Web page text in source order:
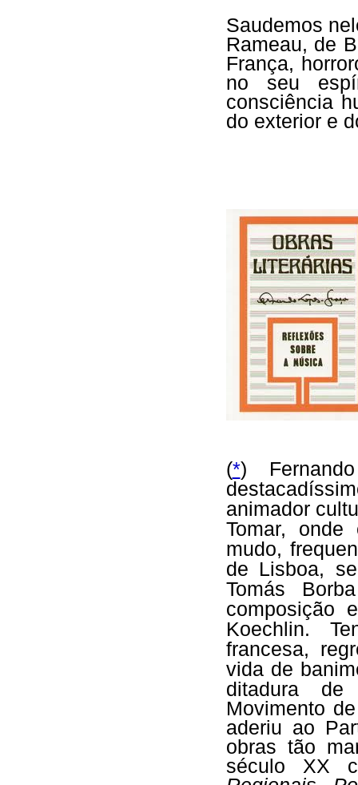
Saudemos
Rameau, de
França,
no seu
consciência
do exterior e
(*)
animador
Tomar,
mudo,
de Lisboa,
Tomás
composição
Koechlin.
francesa,
vida de
ditadura
Movimento
aderiu ao
obras tão
século XX